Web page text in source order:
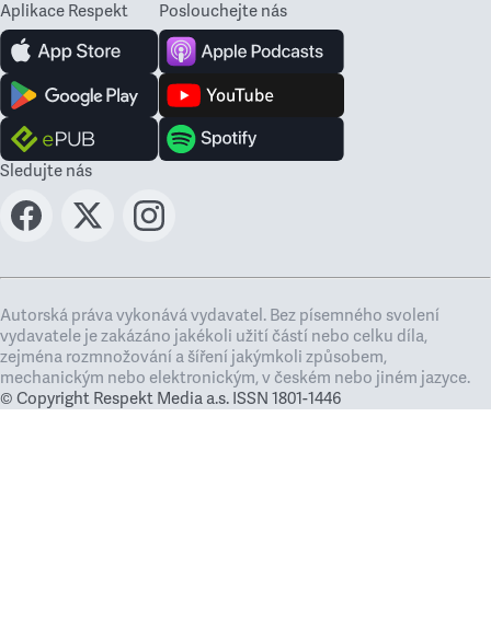
Aplikace Respekt Poslouchejte nás
Sledujte nás
Autorská práva vykonává vydavatel. Bez písemného svolení
vydavatele je zakázáno jakékoli užití částí nebo celku díla,
zejména rozmnožování a šíření jakýmkoli způsobem,
mechanickým nebo elektronickým, v českém nebo jiném jazyce.
© Copyright Respekt Media a.s. ISSN 1801-1446